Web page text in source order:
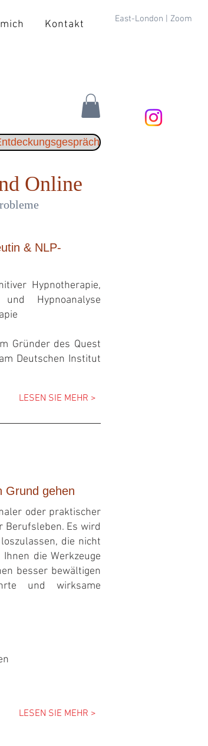
Kontakt East-London | Zoom
Online
& NLP-
Hypnotherapie,
Hypnoanalyse
IFS-Therapie
Gründer des Quest
Deutschen Institut
LESEN SIE MEHR >
Grund gehen
oder praktischer
Berufsleben. Es wird
die nicht
die Werkzeuge
besser bewältigen
und wirksame
LESEN SIE MEHR >